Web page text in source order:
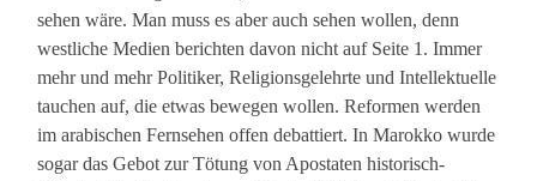
sehen wäre. Man muss es aber auch sehen wollen, denn
westliche Medien berichten davon nicht auf Seite 1. Immer
mehr und mehr Politiker, Religionsgelehrte und Intellektuelle
tauchen auf, die etwas bewegen wollen. Reformen werden
im arabischen Fernsehen offen debattiert. In Marokko wurde
sogar das Gebot zur Tötung von Apostaten historisch-